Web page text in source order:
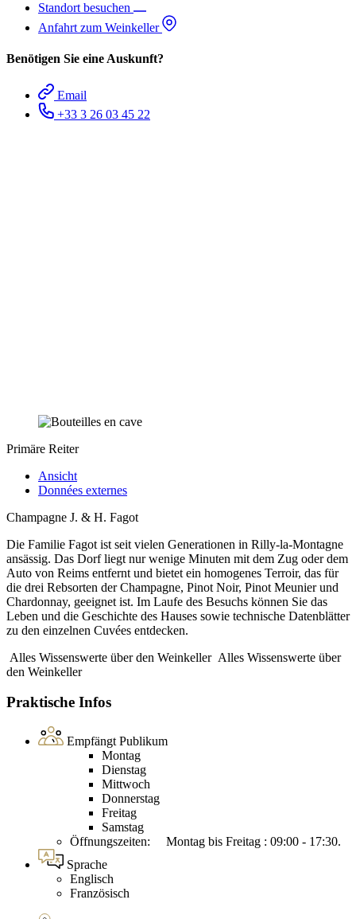
Standort besuchen
Anfahrt zum Weinkeller
Benötigen Sie eine Auskunft?
Email
+33 3 26 03 45 22
Primäre Reiter
Ansicht
Données externes
Champagne J. & H. Fagot
Die Familie Fagot ist seit vielen Generationen in Rilly-la-Montagne
ansässig. Das Dorf liegt nur wenige Minuten mit dem Zug oder dem
Auto von Reims entfernt und bietet ein homogenes Terroir, das für
die drei Rebsorten der Champagne, Pinot Noir, Pinot Meunier und
Chardonnay, geeignet ist. Im Laufe des Besuchs können Sie das
Leben und die Geschichte des Hauses sowie technische Datenblätter
zu den einzelnen Cuvées entdecken.
Alles Wissenswerte über den Weinkeller Alles Wissenswerte über
den Weinkeller
Praktische Infos
Empfängt Publikum
Montag
Dienstag
Mittwoch
Donnerstag
Freitag
Samstag
Öffnungszeiten: Montag bis Freitag : 09:00 - 17:30.
Sprache
Englisch
Französisch